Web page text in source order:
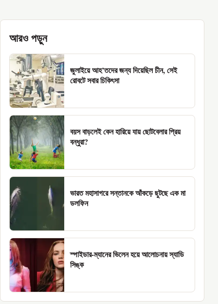
আরও পড়ুন
জুলাইয়ে আহ’তদের জন্য দিয়েছিল চীন, সেই
রোবটে সবার চিকিৎসা
বয়স বাড়লেই কেন হারিয়ে যায় ছোটবেলার প্রিয়
বন্ধুরা?
ভারত মহাসাগরে সন্তানকে আঁকড়ে ছুটছে এক মা
ডলফিন
স্পাইডার-ম্যানের ভিলেন হয়ে আলোচনায় স্যাডি
সিঙ্ক